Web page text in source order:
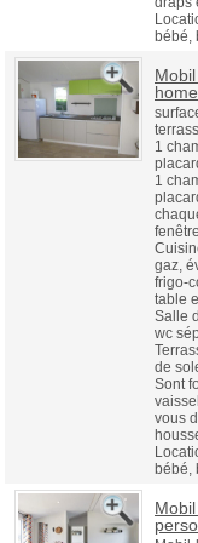
bébé,
1
1
gaz,
frigo-
table
Salle
wc
de
Sont
vous
bébé,